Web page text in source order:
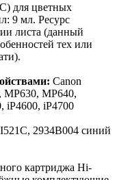
для цветных
9 мл. Ресурс
листа (данный
тех или
Canon
MP640,
iP4600, iP4700
2934B004 синий
картриджа Hi-